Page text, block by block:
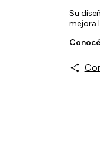
Su
mejora